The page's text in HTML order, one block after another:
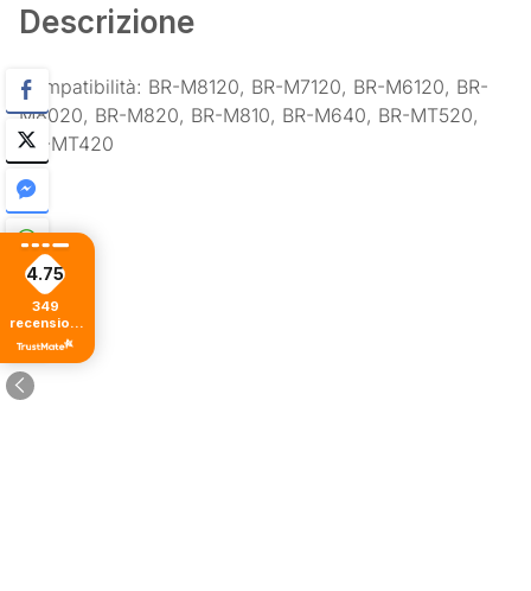
Descrizione
Compatibilità: BR-M8120, BR-M7120, BR-M6120, BR-
M8020, BR-M820, BR-M810, BR-M640, BR-MT520,
BR-MT420
4.75
349
recensioni
di tutti i
tempi